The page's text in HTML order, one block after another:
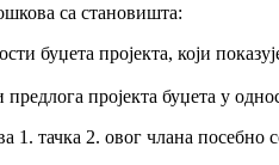
са становишта:
буџета пројекта, који
предлога пројекта буџета у
1. тачка 2. овог члана посебно